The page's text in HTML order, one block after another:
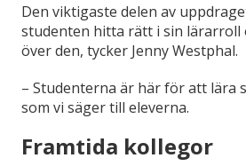
Den viktigaste delen av
studenten hitta rätt i sin lärarroll
över den, tycker Jenny Westphal.
– Studenterna är här för att lära
som vi säger till eleverna.
Framtida kollegor